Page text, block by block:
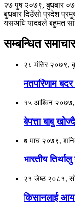
२७ पुष २०७९, बुधबार
बुधबार दिउँसो प्रदेश
यसअघि यादवले बहुमत
सम्बन्धित समाचार
२८ मंसिर २०७९,
मतपरिणाम बदर
१५ आश्विन २०७७,
बेपत्ता बाबु
७ माघ २०७९,
भारतीय
२१ जेष्ठ २०८१,
किसानलाई